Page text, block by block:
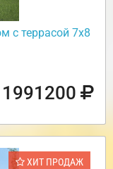
с террасой 7х8
1991200
ХИТ ПРОДАЖ